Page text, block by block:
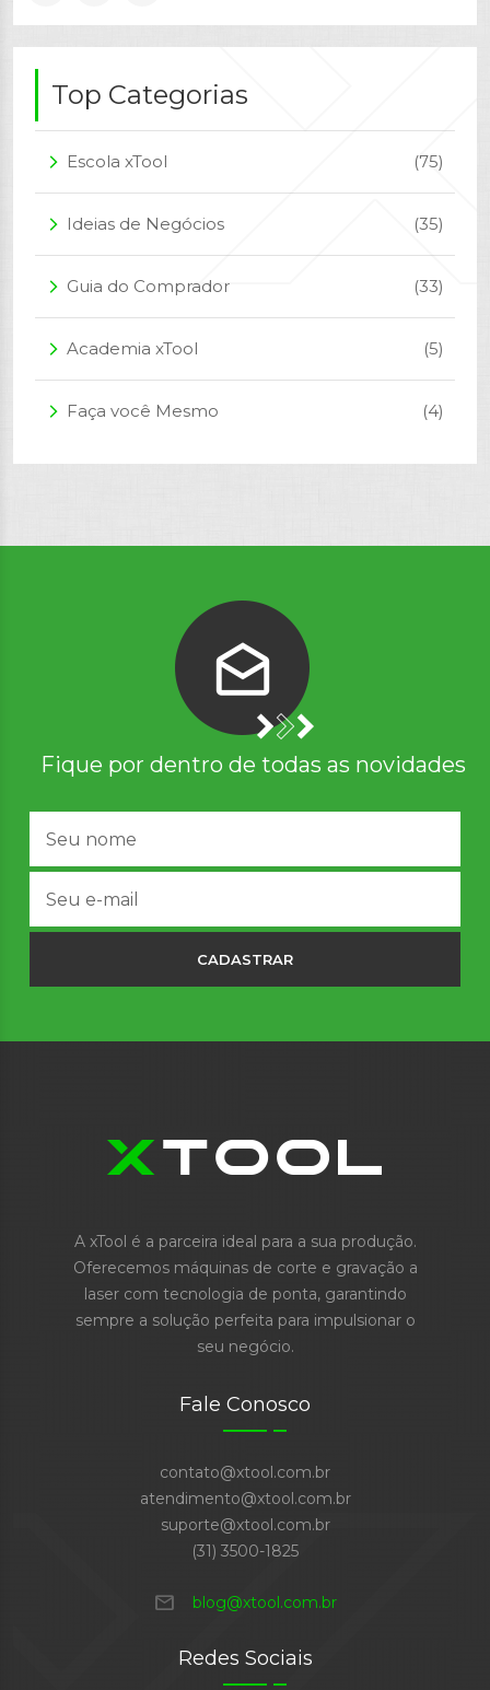
Top Categorias
arrow_forward_ios Escola xTool (75)
arrow_forward_ios Ideias de Negócios (35)
arrow_forward_ios Guia do Comprador (33)
arrow_forward_ios Academia xTool (5)
arrow_forward_ios Faça você Mesmo (4)
Fique por dentro de todas as novidades
CADASTRAR
A xTool é a parceira ideal para a sua produção.
Oferecemos máquinas de corte e gravação a
laser com tecnologia de ponta, garantindo
sempre a solução perfeita para impulsionar o
seu negócio.
Fale Conosco
contato@xtool.com.br
atendimento@xtool.com.br
suporte@xtool.com.br
(31) 3500-1825
mail blog@xtool.com.br
Redes Sociais